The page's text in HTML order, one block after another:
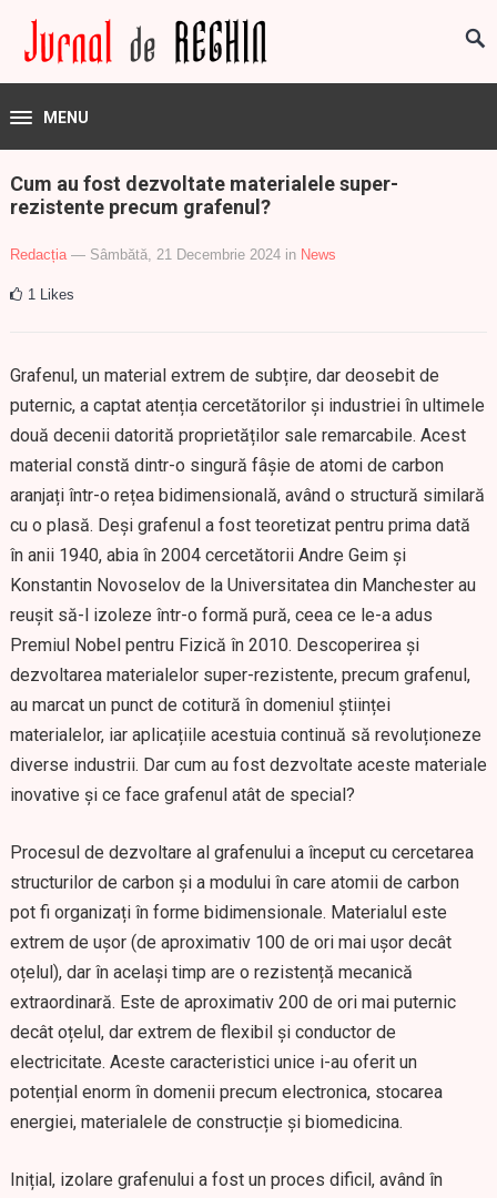
MENU
Cum au fost dezvoltate materialele super-
rezistente precum grafenul?
Redacția — Sâmbătă, 21 Decembrie 2024 in News
1 Likes
Grafenul, un material extrem de subțire, dar deosebit de
puternic, a captat atenția cercetătorilor și industriei în ultimele
două decenii datorită proprietăților sale remarcabile. Acest
material constă dintr-o singură fâșie de atomi de carbon
aranjați într-o rețea bidimensională, având o structură similară
cu o plasă. Deși grafenul a fost teoretizat pentru prima dată
în anii 1940, abia în 2004 cercetătorii Andre Geim și
Konstantin Novoselov de la Universitatea din Manchester au
reușit să-l izoleze într-o formă pură, ceea ce le-a adus
Premiul Nobel pentru Fizică în 2010. Descoperirea și
dezvoltarea materialelor super-rezistente, precum grafenul,
au marcat un punct de cotitură în domeniul științei
materialelor, iar aplicațiile acestuia continuă să revoluționeze
diverse industrii. Dar cum au fost dezvoltate aceste materiale
inovative și ce face grafenul atât de special?
Procesul de dezvoltare al grafenului a început cu cercetarea
structurilor de carbon și a modului în care atomii de carbon
pot fi organizați în forme bidimensionale. Materialul este
extrem de ușor (de aproximativ 100 de ori mai ușor decât
oțelul), dar în același timp are o rezistență mecanică
extraordinară. Este de aproximativ 200 de ori mai puternic
decât oțelul, dar extrem de flexibil și conductor de
electricitate. Aceste caracteristici unice i-au oferit un
potențial enorm în domenii precum electronica, stocarea
energiei, materialele de construcție și biomedicina.
Inițial, izolare grafenului a fost un proces dificil, având în